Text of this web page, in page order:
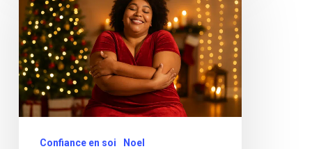
gratitude
:
5
raisons
d’aimer
Confiance en soi Noel